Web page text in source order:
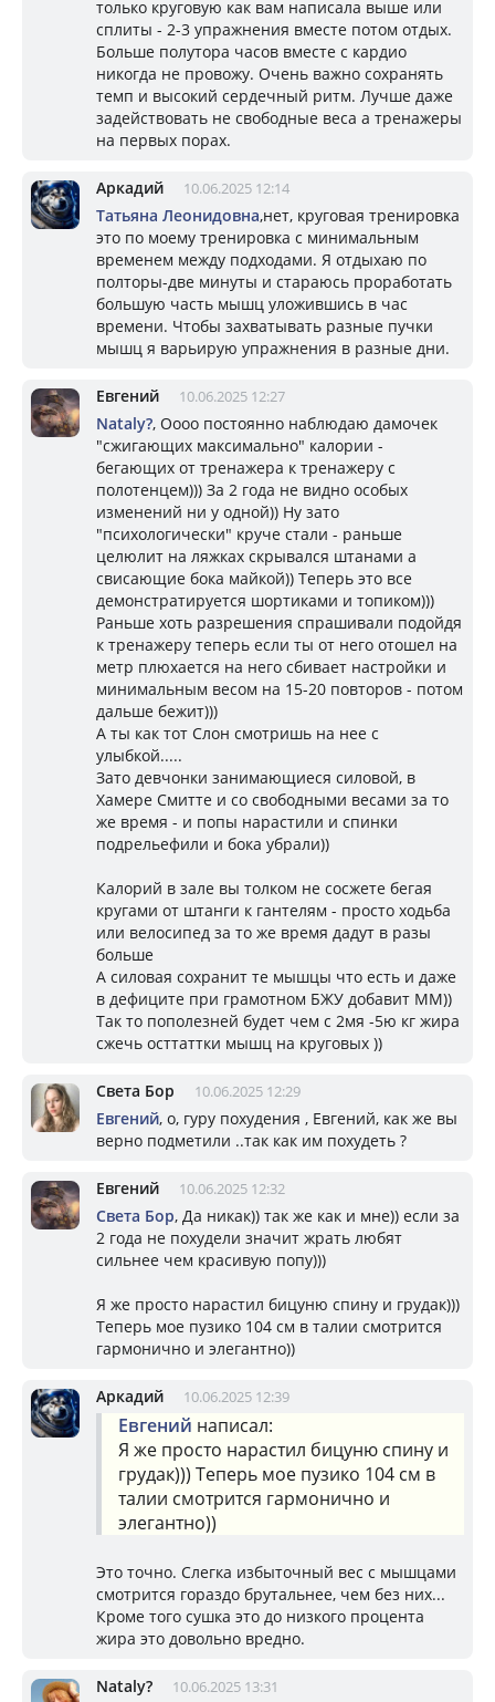
только круговую как вам написала выше или
сплиты - 2-3 упражнения вместе потом отдых.
Больше полутора часов вместе с кардио
никогда не провожу. Очень важно сохранять
темп и высокий сердечный ритм. Лучше даже
задействовать не свободные веса а тренажеры
на первых порах.
Аркадий 10.06.2025 12:14
Татьяна Леонидовна,нет, круговая тренировка
это по моему тренировка с минимальным
временем между подходами. Я отдыхаю по
полторы-две минуты и стараюсь проработать
большую часть мышц уложившись в час
времени. Чтобы захватывать разные пучки
мышц я варьирую упражнения в разные дни.
Евгений 10.06.2025 12:27
Nataly?, Оооо постоянно наблюдаю дамочек
"сжигающих максимально" калории -
бегающих от тренажера к тренажеру с
полотенцем))) За 2 года не видно особых
изменений ни у одной)) Ну зато
"психологически" круче стали - раньше
целюлит на ляжках скрывался штанами а
свисающие бока майкой)) Теперь это все
демонстратируется шортиками и топиком)))
Раньше хоть разрешения спрашивали подойдя
к тренажеру теперь если ты от него отошел на
метр плюхается на него сбивает настройки и
минимальным весом на 15-20 повторов - потом
дальше бежит)))
А ты как тот Слон смотришь на нее с
улыбкой.....
Зато девчонки занимающиеся силовой, в
Хамере Смитте и со свободными весами за то
же время - и попы нарастили и спинки
подрельефили и бока убрали))
Калорий в зале вы толком не сосжете бегая
кругами от штанги к гантелям - просто ходьба
или велосипед за то же время дадут в разы
больше
А силовая сохранит те мышцы что есть и даже
в дефиците при грамотном БЖУ добавит ММ))
Так то пополезней будет чем с 2мя -5ю кг жира
сжечь осттаттки мышц на круговых ))
Света Бор 10.06.2025 12:29
Евгений, о, гуру похудения , Евгений, как же вы
верно подметили ..так как им похудеть ?
Евгений 10.06.2025 12:32
Света Бор, Да никак)) так же как и мне)) если за
2 года не похудели значит жрать любят
сильнее чем красивую попу)))
Я же просто нарастил бицуню спину и грудак)))
Теперь мое пузико 104 см в талии смотрится
гармонично и элегантно))
Аркадий 10.06.2025 12:39
Евгений написал:
Я же просто нарастил бицуню спину и
грудак))) Теперь мое пузико 104 см в
талии смотрится гармонично и
элегантно))
Это точно. Слегка избыточный вес с мышцами
смотрится гораздо брутальнее, чем без них...
Кроме того сушка это до низкого процента
жира это довольно вредно.
Nataly? 10.06.2025 13:31